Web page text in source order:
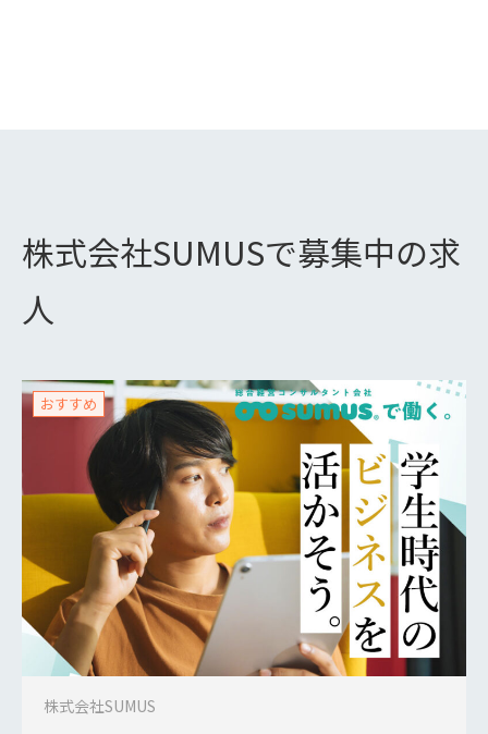
株式会社SUMUSで募集中の求
人
株式会社SUMUS
おすすめ